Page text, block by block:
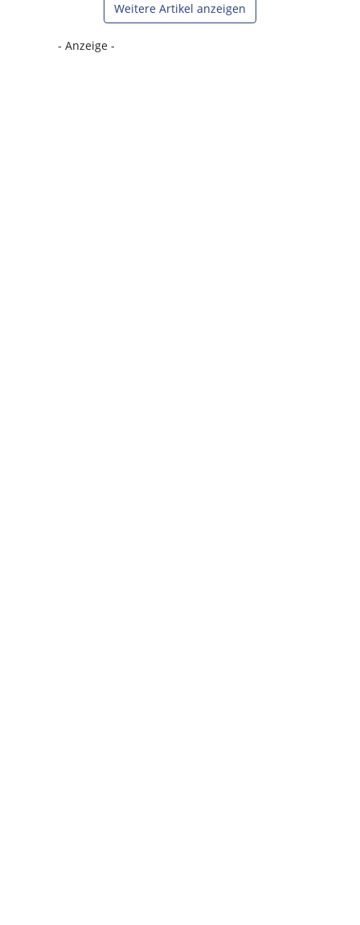
Weitere Artikel anzeigen
- Anzeige -